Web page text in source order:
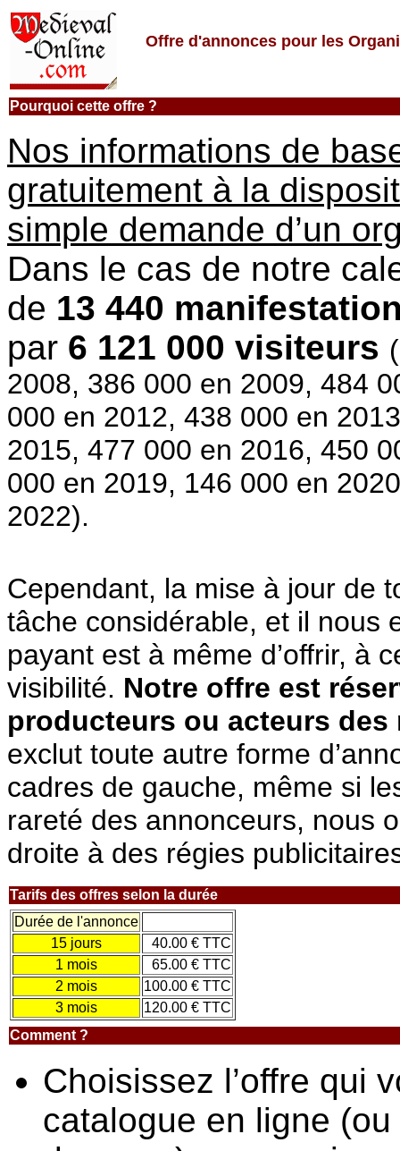
Offre d'annonces pour les
Pourquoi cette offre ?
Nos informations de
gratuitement à la
simple demande d’un
Dans le cas de notre
de 13 440
par 6 121 000 visiteurs
2008, 386 000 en 2009, 484
000 en 2012, 438 000 en
2015, 477 000 en 2016, 450
000 en 2019, 146 000 en
2022).
Cependant, la mise à jour de
tâche considérable, et il nous
payant est à même d’offrir, à
visibilité. Notre offre est
producteurs ou acteurs
exclut toute autre forme
cadres de gauche, même si
rareté des annonceurs, nous
droite à des régies
Tarifs des offres selon la durée
Durée de l'annonce
15 jours
40.00 € TTC
1 mois
65.00 € TTC
2 mois
100.00 € TTC
3 mois
120.00 € TTC
Comment ?
Choisissez l’offre qui
catalogue en ligne